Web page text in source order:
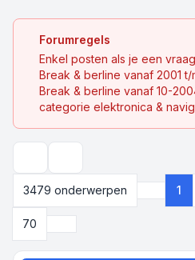
Forumregels
Enkel posten als je een
Break & berline vanaf 2001 t/
Break & berline vanaf 10-
categorie elektronica &
3479 onderwerpen
Pagina
1
70